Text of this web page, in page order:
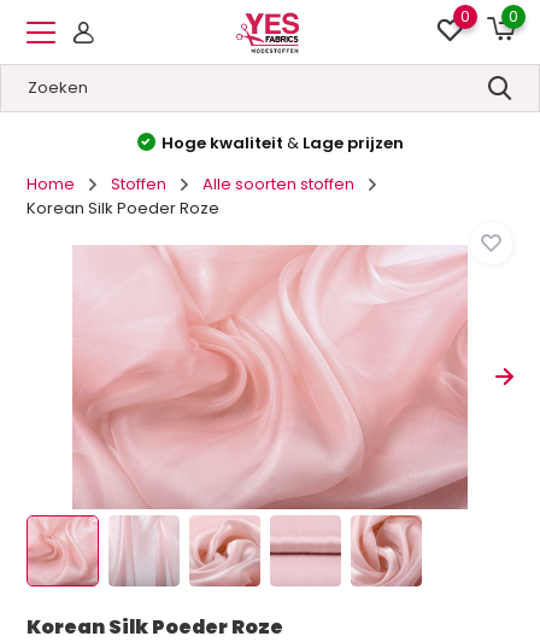
0 0
Hoge kwaliteit & Lage prijzen
Home
Stoffen
Alle soorten stoffen
Korean Silk Poeder Roze
Korean Silk Poeder Roze